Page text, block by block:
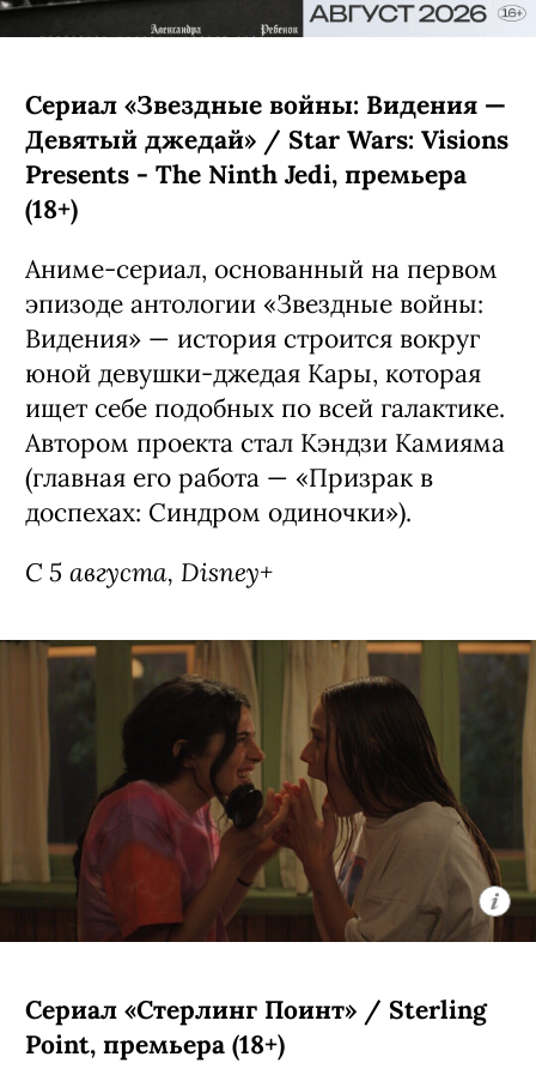
Сериал «Звездные войны: Видения —
Девятый джедай» / Star Wars: Visions
Presents - The Ninth Jedi, премьера
(18+)
Аниме-сериал, основанный на первом
эпизоде антологии «Звездные войны:
Видения» — история строится вокруг
юной девушки-джедая Кары, которая
ищет себе подобных по всей галактике.
Автором проекта стал Кэндзи Камияма
(главная его работа — «Призрак в
доспехах: Синдром одиночки»).
С 5 августа, Disney+
Сериал «Стерлинг Поинт» / Sterling
Point, премьера (18+)